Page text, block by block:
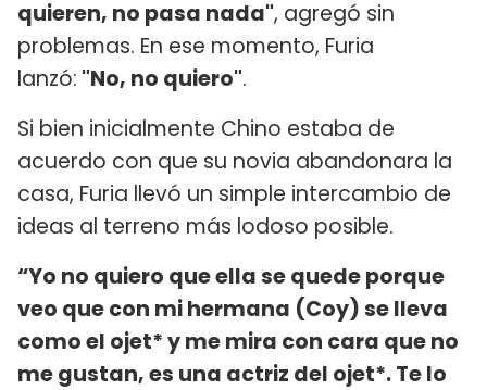
quieren, no pasa nada", agregó sin
problemas. En ese momento, Furia
lanzó: "No, no quiero".
Si bien inicialmente Chino estaba de
acuerdo con que su novia abandonara la
casa, Furia llevó un simple intercambio de
ideas al terreno más lodoso posible.
“Yo no quiero que ella se quede porque
veo que con mi hermana (Coy) se lleva
como el ojet* y me mira con cara que no
me gustan, es una actriz del ojet*. Te lo